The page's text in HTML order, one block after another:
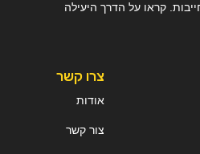
קראו על הדרך היעילה
צרו קשר
אודות
צור קשר